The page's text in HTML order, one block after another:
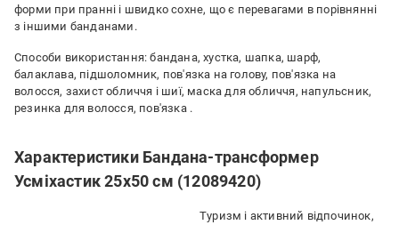
форми при пранні і швидко сохне, що є перевагами в порівнянні
з іншими банданами.
Способи використання: бандана, хустка, шапка, шарф,
балаклава, підшоломник, пов'язка на голову, пов'язка на
волосся, захист обличчя і шиї, маска для обличчя, напульсник,
резинка для волосся, пов'язка .
Характеристики Бандана-трансформер
Усміхастик 25х50 см (12089420)
Туризм і активний відпочинок